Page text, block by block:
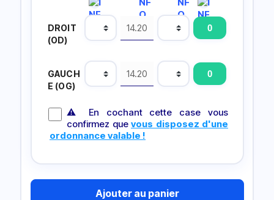
DROIT
(OD)
GAUCH
E (OG)
⚠ En cochant cette case vous
confirmez que vous disposez d'une
ordonnance valable !
Ajouter au panier